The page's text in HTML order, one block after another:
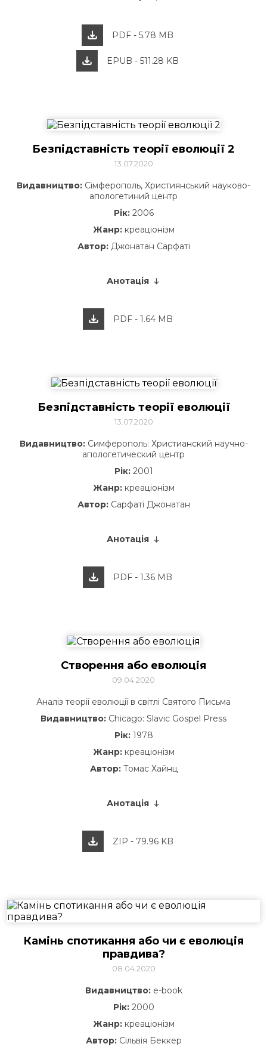
PDF - 5.78 MB
EPUB - 511.28 KB
Безпідставність теорії еволюції 2
13.07.2020
Видавництво: Сімферополь, Християнський науково-
апологетиний центр
Рік: 2006
Жанр:креаціонізм
Автор:Джонатан Сарфаті
Анотація
PDF - 1.64 MB
Безпідставність теорії еволюції
13.07.2020
Видавництво:Симферополь: Христианский научно-
апологетический центр
Рік: 2001
Жанр:креаціонізм
Автор:Сарфаті Джонатан
Анотація
PDF - 1.36 MB
Створення або еволюція
09.04.2020
Аналіз теорії еволюції в світлі Святого Письма
Видавництво: Chicago: Slavic Gospel Press
Рік: 1978
Жанр:креаціонізм
Автор:Томас Хайнц
Анотація
ZIP - 79.96 KB
Камінь спотикання або чи є еволюція
правдива?
08.04.2020
Видавництво:e-book
Рік: 2000
Жанр:креаціонізм
Автор:Сільвія Беккер